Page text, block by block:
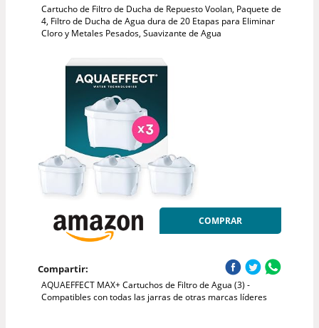
Cartucho de Filtro de Ducha de Repuesto Voolan, Paquete de
4, Filtro de Ducha de Agua dura de 20 Etapas para Eliminar
Cloro y Metales Pesados, Suavizante de Agua
COMPRAR
Compartir:
AQUAEFFECT MAX+ Cartuchos de Filtro de Agua (3) -
Compatibles con todas las jarras de otras marcas líderes